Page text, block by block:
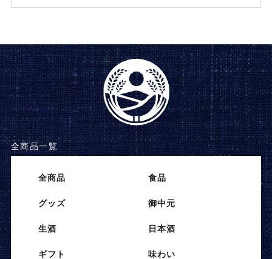
全商品一覧
全商品 ⾷品
グッズ 御中元
⽣酒 ⽇本酒
ギフト 味わい